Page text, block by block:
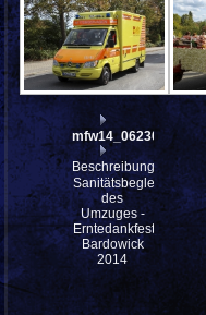
mfw14_062304
Beschreibung:
Sanitätsbegleitung
des
Umzuges -
Erntedankfestes
Bardowick
2014